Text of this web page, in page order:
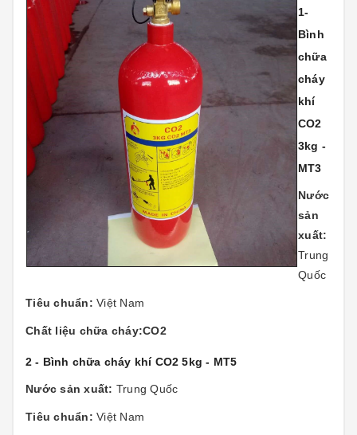
1-
Bình
chữa
cháy
khí
CO2
3kg -
MT3
Nước
sản
xuất:
Trung
Quốc
Tiêu chuẩn: Việt Nam
Chất liệu chữa cháy:CO2
2 - Bình chữa cháy khí CO2 5kg - MT5
Nước sản xuất: Trung Quốc
Tiêu chuẩn: Việt Nam